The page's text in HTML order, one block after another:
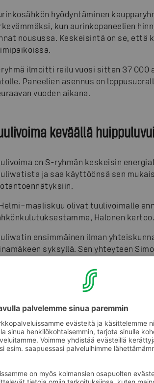
hyödyntäminen
kun aurinkopaneelien
nousussa. Keskeisintä on se,
ilmoitti reilu vuosi sitten 37 000
Paneelien asennus on
vuoden aikana.
keväällä
on S-ryhmän keskeisin
ja saa käyttöönsä sen
olivat tuulivoimalle
Halonen kertoo.
ensimmäinen ilman
syksyllä. Sen yhteyteen
megawatin suuruinen jättiakku,
ja kulutusta.
tuulivoiman suuryksikkö
lopulla Tuuliwatti aloittaa
alueelle Lounais-Lapissa.
hyödyntävää tuulivoimalaa.
ylittää 0,5 terawattituntia.